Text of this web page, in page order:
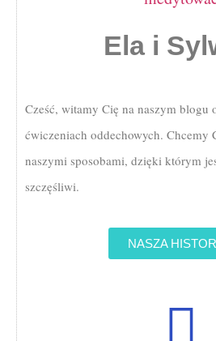
Ela i
Cześć, witamy Cię na naszym blogu
ćwiczeniach oddechowych. Chcemy
naszymi sposobami, dzięki którym
szczęśliwi.
NASZA